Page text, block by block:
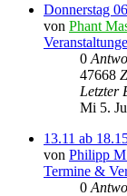
Donnerstag
von Phant
0
47668
Letzter
Mi 5.
13.11 ab
von Philipp
Termine &
0